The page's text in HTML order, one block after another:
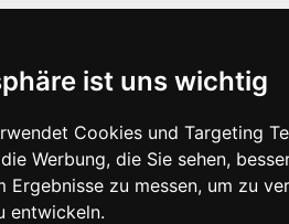
ist uns wichtig
Cookies und Targeting
Werbung, die Sie sehen,
Ergebnisse zu messen, um zu
entwickeln.